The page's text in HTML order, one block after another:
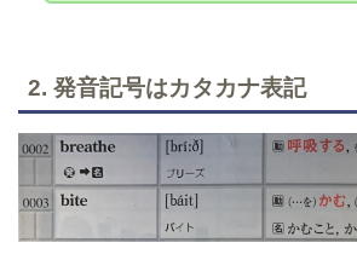
2. 発音記号はカタカナ表記